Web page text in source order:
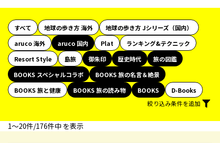
すべて 地球の歩き方 海外
地球の歩き方 Jシリーズ（国内）
aruco 海外
aruco 国内 Plat
ランキング&テクニック
Resort Style
島旅 御朱印 歴史時代
旅の図鑑
BOOKS スペシャルコラボ
BOOKS 旅の名言＆絶景
BOOKS 旅と健康
BOOKS 旅の読み物 BOOKS
D-Books
絞り込み条件を追加
1〜20件/176件中 を表示